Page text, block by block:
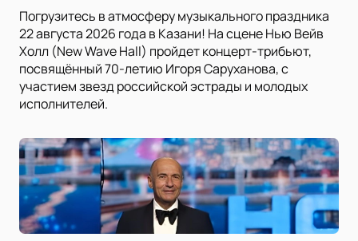
Погрузитесь в атмосферу музыкального праздника
22 августа 2026 года в Казани! На сцене Нью Вейв
Холл (New Wave Hall) пройдет концерт-трибьют,
посвящённый 70-летию Игоря Саруханова, с
участием звезд российской эстрады и молодых
исполнителей.